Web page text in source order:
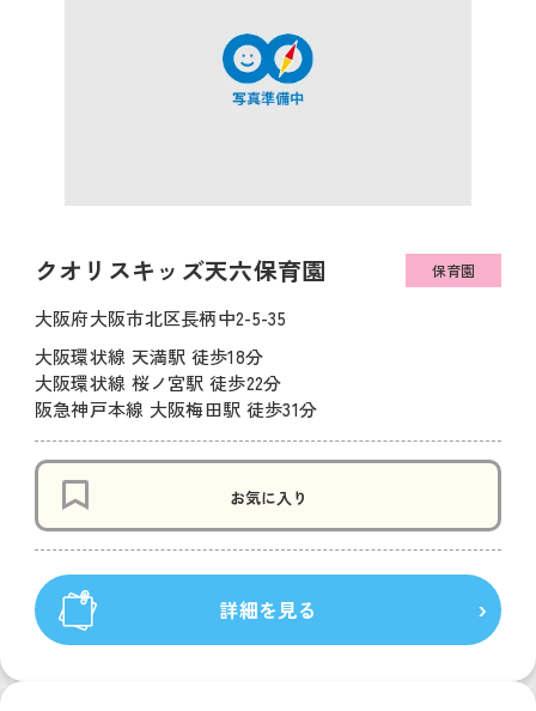
クオリスキッズ天六保育園 保育園
大阪府大阪市北区長柄中2-5-35
大阪環状線 天満駅 徒歩18分
大阪環状線 桜ノ宮駅 徒歩22分
阪急神戸本線 大阪梅田駅 徒歩31分
お気に入り
詳細を見る